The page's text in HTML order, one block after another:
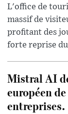
L'office de
massif de
profitant des
forte reprise
Mistral AI
européen
entreprises.